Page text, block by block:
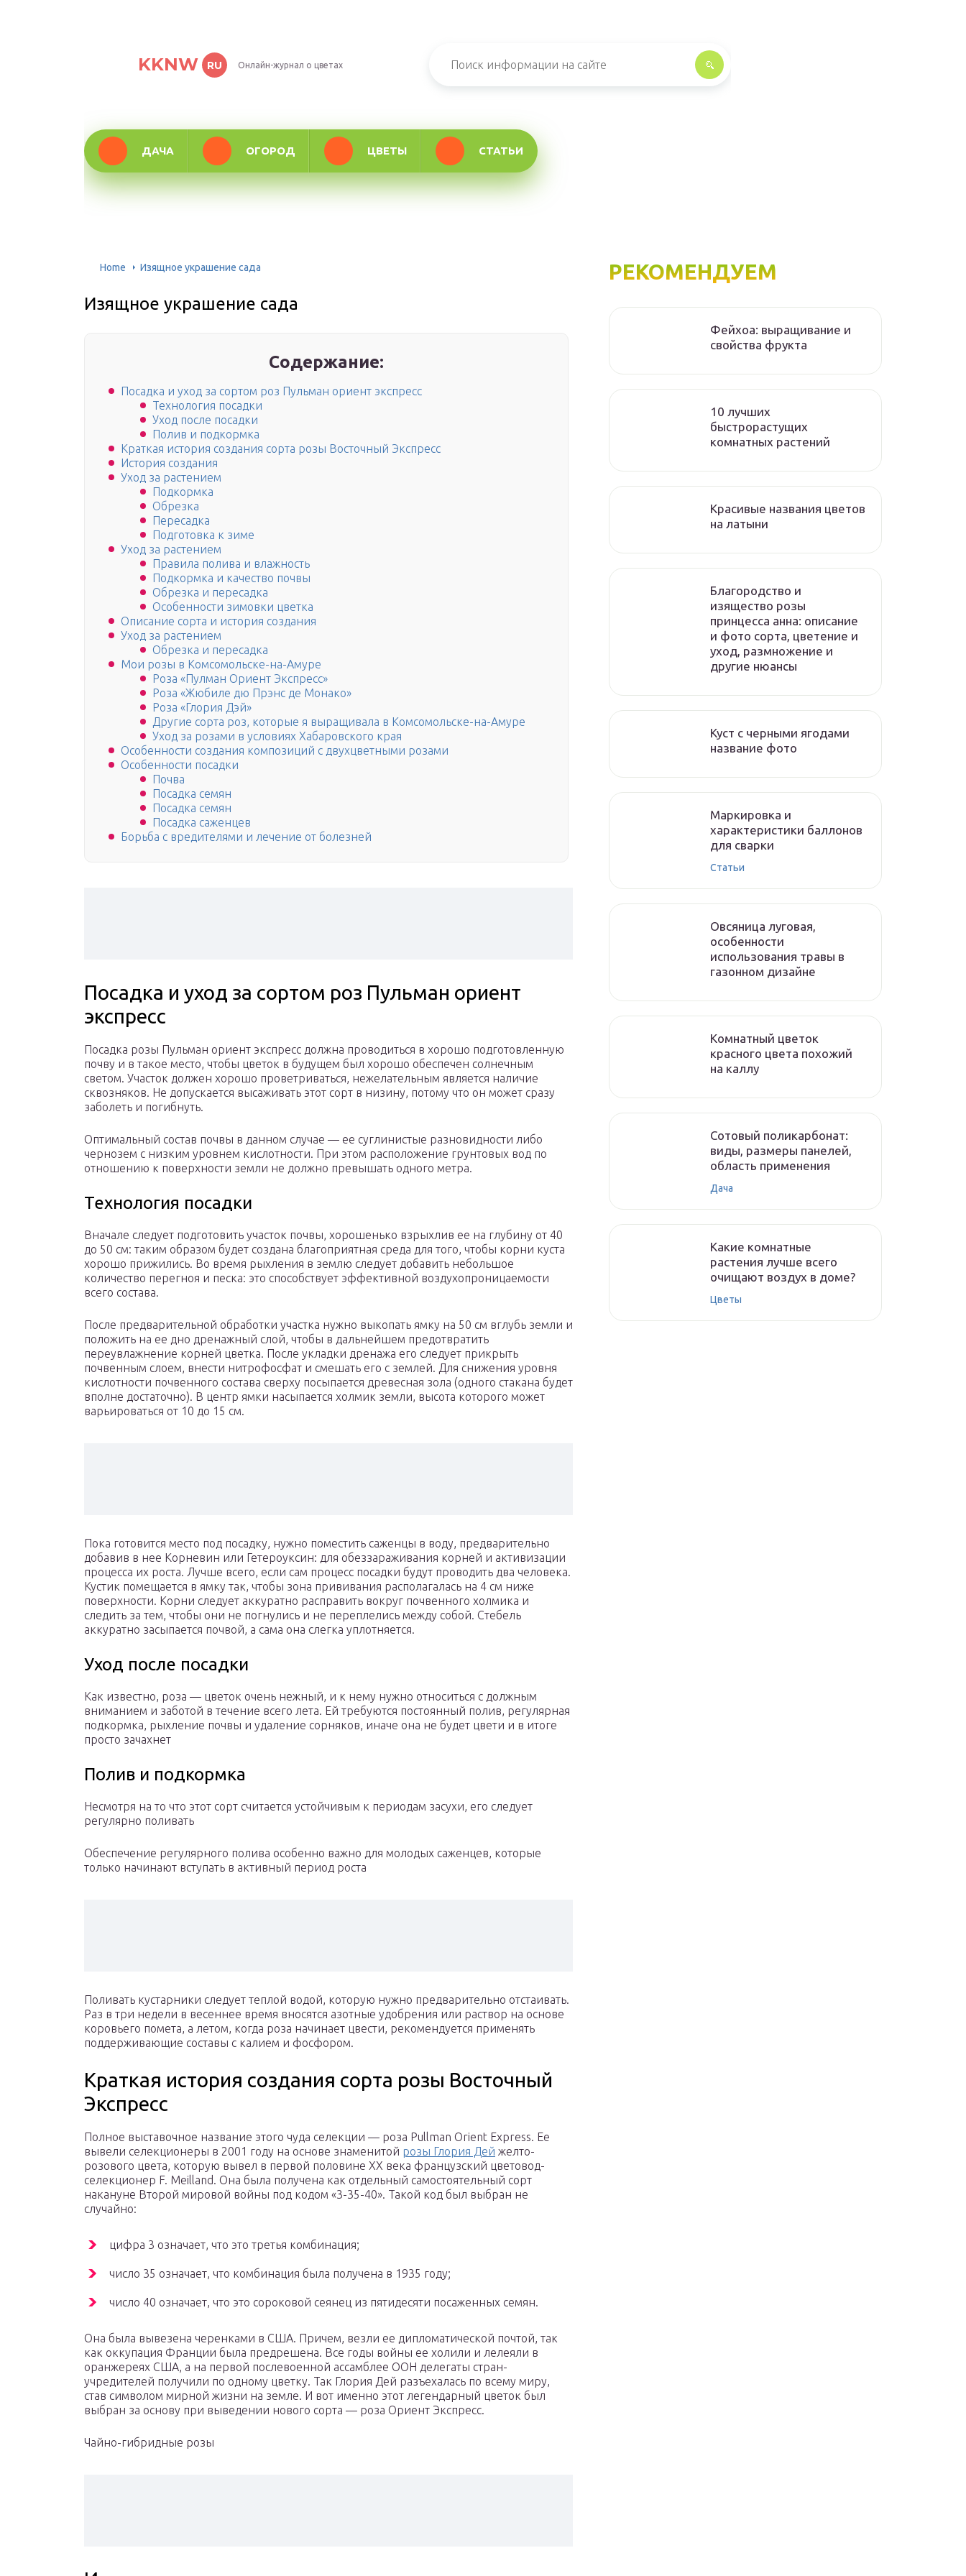
KKNW RU Онлайн-журнал о цветах
ДАЧА ОГОРОД ЦВЕТЫ СТАТЬИ
Home Изящное украшение сада
Изящное украшение сада
Содержание:
Посадка и уход за сортом роз Пульман ориент экспресс
Технология посадки
Уход после посадки
Полив и подкормка
Краткая история создания сорта розы Восточный Экспресс
История создания
Уход за растением
Подкормка
Обрезка
Пересадка
Подготовка к зиме
Уход за растением
Правила полива и влажность
Подкормка и качество почвы
Обрезка и пересадка
Особенности зимовки цветка
Описание сорта и история создания
Уход за растением
Обрезка и пересадка
Мои розы в Комсомольске-на-Амуре
Роза «Пулман Ориент Экспресс»
Роза «Жюбиле дю Прэнс де Монако»
Роза «Глория Дэй»
Другие сорта роз, которые я выращивала в Комсомольске-на-Амуре
Уход за розами в условиях Хабаровского края
Особенности создания композиций с двухцветными розами
Особенности посадки
Почва
Посадка семян
Посадка семян
Посадка саженцев
Борьба с вредителями и лечение от болезней
Посадка и уход за сортом роз Пульман ориент
экспресс
Посадка розы Пульман ориент экспресс должна проводиться в хорошо подготовленную
почву и в такое место, чтобы цветок в будущем был хорошо обеспечен солнечным
светом. Участок должен хорошо проветриваться, нежелательным является наличие
сквозняков. Не допускается высаживать этот сорт в низину, потому что он может сразу
заболеть и погибнуть.
Оптимальный состав почвы в данном случае — ее суглинистые разновидности либо
чернозем с низким уровнем кислотности. При этом расположение грунтовых вод по
отношению к поверхности земли не должно превышать одного метра.
Технология посадки
Вначале следует подготовить участок почвы, хорошенько взрыхлив ее на глубину от 40
до 50 см: таким образом будет создана благоприятная среда для того, чтобы корни куста
хорошо прижились. Во время рыхления в землю следует добавить небольшое
количество перегноя и песка: это способствует эффективной воздухопроницаемости
всего состава.
После предварительной обработки участка нужно выкопать ямку на 50 см вглубь земли и
положить на ее дно дренажный слой, чтобы в дальнейшем предотвратить
переувлажнение корней цветка. После укладки дренажа его следует прикрыть
почвенным слоем, внести нитрофосфат и смешать его с землей. Для снижения уровня
кислотности почвенного состава сверху посыпается древесная зола (одного стакана будет
вполне достаточно). В центр ямки насыпается холмик земли, высота которого может
варьироваться от 10 до 15 см.
Пока готовится место под посадку, нужно поместить саженцы в воду, предварительно
добавив в нее Корневин или Гетероуксин: для обеззараживания корней и активизации
процесса их роста. Лучше всего, если сам процесс посадки будут проводить два человека.
Кустик помещается в ямку так, чтобы зона прививания располагалась на 4 см ниже
поверхности. Корни следует аккуратно расправить вокруг почвенного холмика и
следить за тем, чтобы они не погнулись и не переплелись между собой. Стебель
аккуратно засыпается почвой, а сама она слегка уплотняется.
Уход после посадки
Как известно, роза — цветок очень нежный, и к нему нужно относиться с должным
вниманием и заботой в течение всего лета. Ей требуются постоянный полив, регулярная
подкормка, рыхление почвы и удаление сорняков, иначе она не будет цвети и в итоге
просто зачахнет
Полив и подкормка
Несмотря на то что этот сорт считается устойчивым к периодам засухи, его следует
регулярно поливать
Обеспечение регулярного полива особенно важно для молодых саженцев, которые
только начинают вступать в активный период роста
Поливать кустарники следует теплой водой, которую нужно предварительно отстаивать.
Раз в три недели в весеннее время вносятся азотные удобрения или раствор на основе
коровьего помета, а летом, когда роза начинает цвести, рекомендуется применять
поддерживающие составы с калием и фосфором.
Краткая история создания сорта розы Восточный
Экспресс
Полное выставочное название этого чуда селекции — роза Pullman Orient Express. Ее
вывели селекционеры в 2001 году на основе знаменитой розы Глория Дей желто-
розового цвета, которую вывел в первой половине XX века французский цветовод-
селекционер F. Meilland. Она была получена как отдельный самостоятельный сорт
накануне Второй мировой войны под кодом «3-35-40». Такой код был выбран не
случайно:
цифра 3 означает, что это третья комбинация;
число 35 означает, что комбинация была получена в 1935 году;
число 40 означает, что это сороковой сеянец из пятидесяти посаженных семян.
Она была вывезена черенками в США. Причем, везли ее дипломатической почтой, так
как оккупация Франции была предрешена. Все годы войны ее холили и лелеяли в
оранжереях США, а на первой послевоенной ассамблее ООН делегаты стран-
учредителей получили по одному цветку. Так Глория Дей разъехалась по всему миру,
став символом мирной жизни на земле. И вот именно этот легендарный цветок был
выбран за основу при выведении нового сорта — роза Ориент Экспресс.
Чайно-гибридные розы
РЕКОМЕНДУЕМ
Фейхоа: выращивание и
свойства фрукта
10 лучших
быстрорастущих
комнатных растений
Красивые названия цветов
на латыни
Благородство и
изящество розы
принцесса анна: описание
и фото сорта, цветение и
уход, размножение и
другие нюансы
Куст с черными ягодами
название фото
Маркировка и
характеристики баллонов
для сварки
Статьи
Овсяница луговая,
особенности
использования травы в
газонном дизайне
Комнатный цветок
красного цвета похожий
на каллу
Сотовый поликарбонат:
виды, размеры панелей,
область применения
Дача
Какие комнатные
растения лучше всего
очищают воздух в доме?
Цветы